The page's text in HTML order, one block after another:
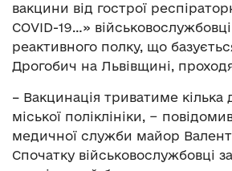
вакцини від гострої
COVID-19…»
реактивного полку, що
Дрогобич на Львівщині,
– Вакцинація триватиме кілька
міської поліклініки, −
медичної служби майор
Спочатку військовослужбовці